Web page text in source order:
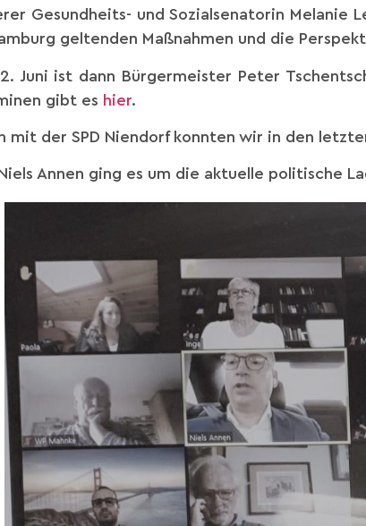
Gesundheits- und Sozialsenatorin Melanie
geltenden Maßnahmen und die
Juni ist dann Bürgermeister Peter
gibt es hier.
mit der SPD Niendorf konnten wir in den
Annen ging es um die aktuelle politische